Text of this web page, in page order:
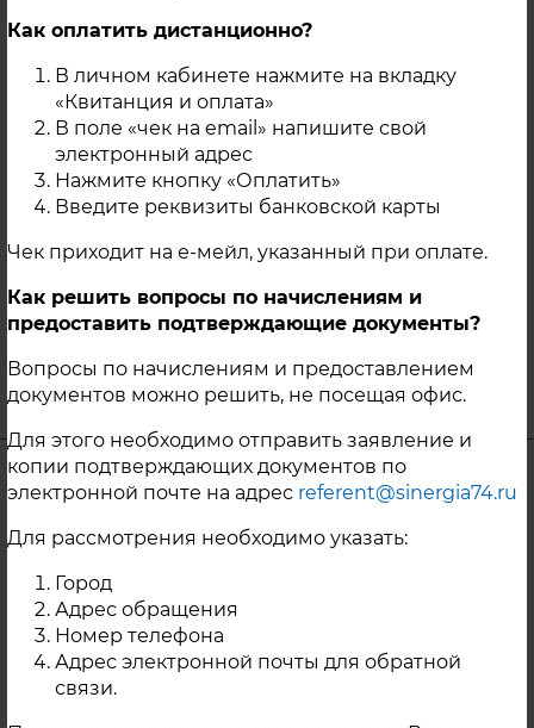
Как оплатить дистанционно?
В личном кабинете нажмите на вкладку
«Квитанция и оплата»
В поле «чек на email» напишите свой
электронный адрес
Нажмите кнопку «Оплатить»
Введите реквизиты банковской карты
Чек приходит на е-мейл, указанный при оплате.
Как решить вопросы по начислениям и
предоставить подтверждающие документы?
Вопросы по начислениям и предоставлением
документов можно решить, не посещая офис.
Для этого необходимо отправить заявление и
копии подтверждающих документов по
электронной почте на адрес referent@sinergia74.ru
Для рассмотрения необходимо указать:
Город
Адрес обращения
Номер телефона
Адрес электронной почты для обратной
связи.
13.05.2025 — испытания на
гидравлические потери водяных
тепловых сетей контура теплоснабжения
котельной; 14.05.2025 — испытания на
тепловые потери водяных тепловых сетей
контура теплоснабжения котельной; В
связи с чем с 11.05.2025г. горячее
водоснабжение потребителей будет
работ.
г. Карабаш
Уважаемые жители г. Троицка!
В целях качественной подготовки
тепловых сетей от Газовой котельной 120
МВт «ООО Перспектива» в г. Троицк к
работе в отопительном периоде с
13.05.2025г. ООО «Перспектива»
планируется проведение гидравлических
испытаний магистральных и квартальных